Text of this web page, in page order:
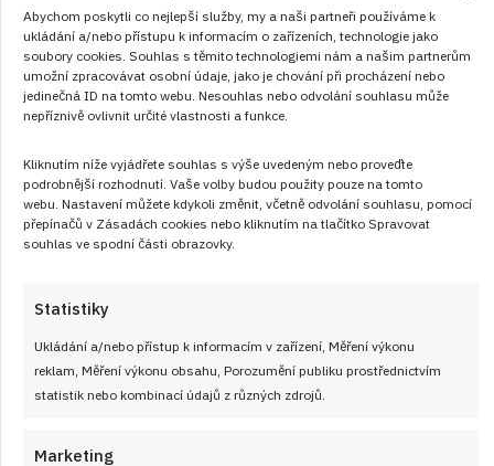
Abychom poskytli co nejlepší služby, my a naši partneři používáme k
ukládání a/nebo přístupu k informacím o zařízeních, technologie jako
soubory cookies. Souhlas s těmito technologiemi nám a našim partnerům
umožní zpracovávat osobní údaje, jako je chování při procházení nebo
jedinečná ID na tomto webu. Nesouhlas nebo odvolání souhlasu může
nepříznivě ovlivnit určité vlastnosti a funkce.
Kliknutím níže vyjádřete souhlas s výše uvedeným nebo proveďte
podrobnější rozhodnutí. Vaše volby budou použity pouze na tomto
webu. Nastavení můžete kdykoli změnit, včetně odvolání souhlasu, pomocí
přepínačů v Zásadách cookies nebo kliknutím na tlačítko Spravovat
souhlas ve spodní části obrazovky.
Statistiky
Ukládání a/nebo přístup k informacím v zařízení, Měření výkonu
reklam, Měření výkonu obsahu, Porozumění publiku prostřednictvím
statistik nebo kombinací údajů z různých zdrojů.
Marketing
Blíží se narozeniny nebo rodinná oslava? Připravte tento
fenomenálně chutný a nádherný jahodový dort, který je plný
jahod, krému a nadýchaného korpusu. Prohlédněte si recept
s postupem na jahodový dort.
ČÍST RECEPT